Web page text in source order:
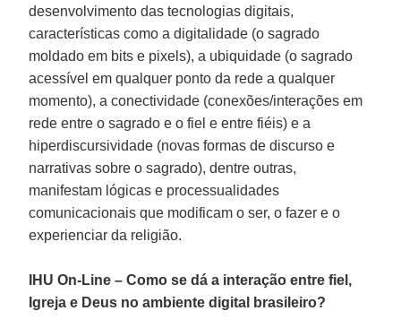
desenvolvimento das tecnologias digitais,
características como a digitalidade (o sagrado
moldado em bits e pixels), a ubiquidade (o sagrado
acessível em qualquer ponto da rede a qualquer
momento), a conectividade (conexões/interações em
rede entre o sagrado e o fiel e entre fiéis) e a
hiperdiscursividade (novas formas de discurso e
narrativas sobre o sagrado), dentre outras,
manifestam lógicas e processualidades
comunicacionais que modificam o ser, o fazer e o
experienciar da religião.
IHU On-Line – Como se dá a interação entre fiel,
Igreja e Deus no ambiente digital brasileiro?